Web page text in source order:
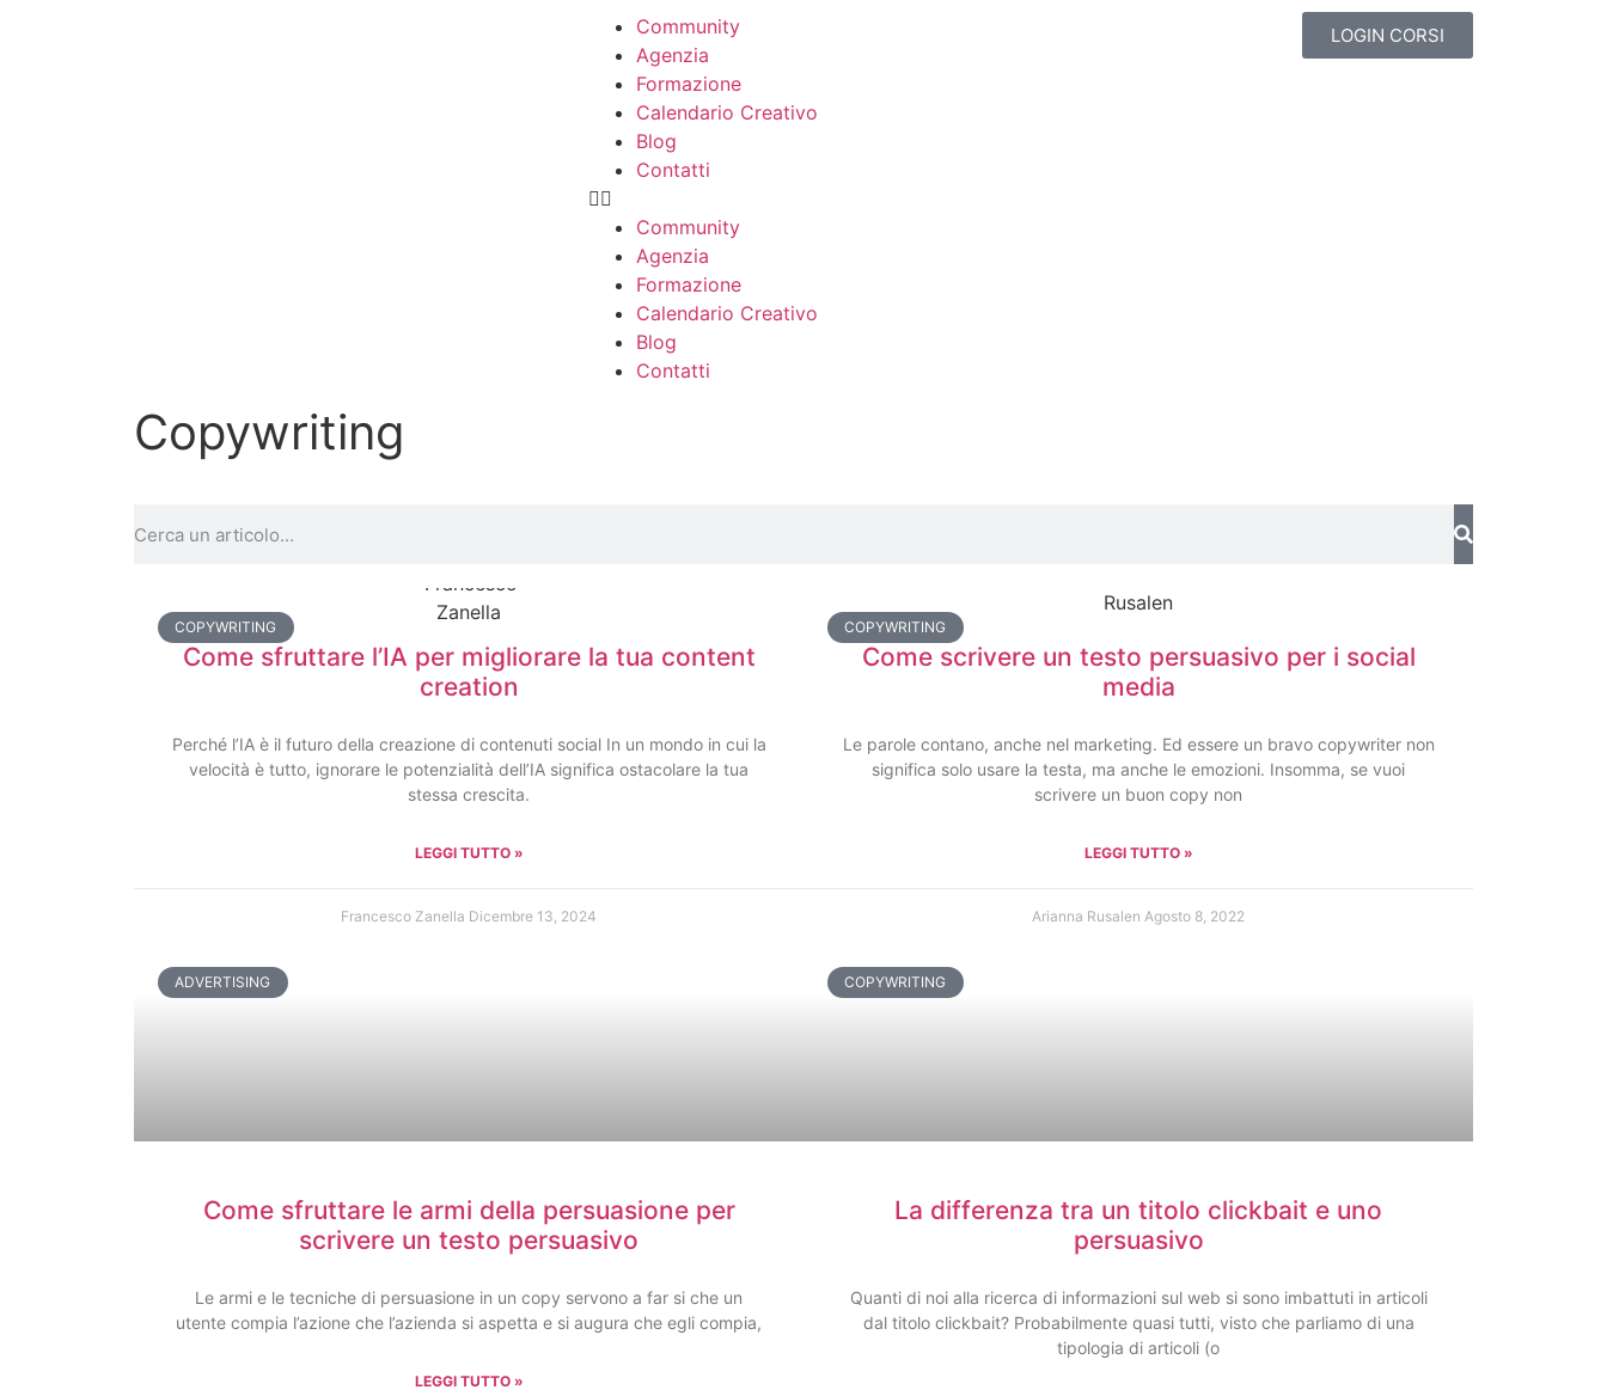
Community
Agenzia
Formazione
Calendario Creativo
Blog
Contatti
Community
Agenzia
Formazione
Calendario Creativo
Blog
Contatti
LOGIN CORSI
Copywriting
COPYWRITING
Come sfruttare l’IA per migliorare la tua content
creation
Perché l’IA è il futuro della creazione di contenuti social In un mondo in cui la
velocità è tutto, ignorare le potenzialità dell’IA significa ostacolare la tua
stessa crescita.
LEGGI TUTTO »
Francesco Zanella Dicembre 13, 2024
COPYWRITING
Come scrivere un testo persuasivo per i social
media
Le parole contano, anche nel marketing. Ed essere un bravo copywriter non
significa solo usare la testa, ma anche le emozioni. Insomma, se vuoi
scrivere un buon copy non
LEGGI TUTTO »
Arianna Rusalen Agosto 8, 2022
ADVERTISING
Come sfruttare le armi della persuasione per
scrivere un testo persuasivo
Le armi e le tecniche di persuasione in un copy servono a far si che un
utente compia l’azione che l’azienda si aspetta e si augura che egli compia,
LEGGI TUTTO »
COPYWRITING
La differenza tra un titolo clickbait e uno
persuasivo
Quanti di noi alla ricerca di informazioni sul web si sono imbattuti in articoli
dal titolo clickbait? Probabilmente quasi tutti, visto che parliamo di una
tipologia di articoli (o